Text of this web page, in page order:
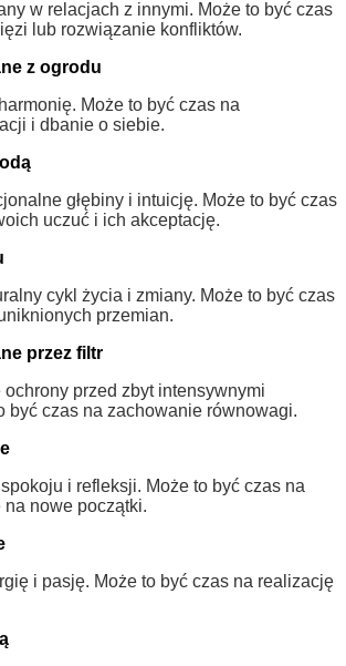
w relacjach z innymi. Może to być czas
lub rozwiązanie konfliktów.
z ogrodu
Może to być czas na
i dbanie o siebie.
głębiny i intuicję. Może to być czas
uczuć i ich akceptację.
cykl życia i zmiany. Może to być czas
przemian.
przez filtr
przed zbyt intensywnymi
być czas na zachowanie równowagi.
i refleksji. Może to być czas na
nowe początki.
i pasję. Może to być czas na realizację